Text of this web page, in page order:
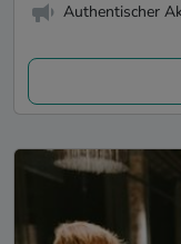
Authentischer